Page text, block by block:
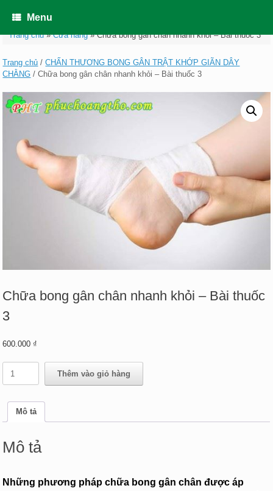
Menu
Trang chủ»Cửa hàng»Chữa bong gân chân nhanh khỏi – Bài thuốc 3
Trang chủ /CHẤN THƯƠNG BONG GÂN TRẬT KHỚP GIÃN DÂY
CHẰNG / Chữa bong gân chân nhanh khỏi – Bài thuốc 3
Chữa bong gân chân nhanh khỏi – Bài thuốc
3
600.000 ₫
bong
chân
nhanh
khỏi
Bài
số
Thêm vào giỏ hàng
Mô tả
Mô tả
Những phương pháp chữa bong gân chân được áp